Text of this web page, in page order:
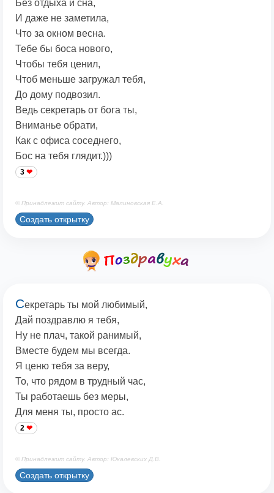
Без отдыха и сна,
И даже не заметила,
Что за окном весна.
Тебе бы боса нового,
Чтобы тебя ценил,
Чтоб меньше загружал тебя,
До дому подвозил.
Ведь секретарь от бога ты,
Вниманье обрати,
Как с офиса соседнего,
Бос на тебя глядит.)))
3
© Принадлежит сайту. Автор: Малиновская Е.А.
Создать открытку
Секретарь ты мой любимый,
Дай поздравлю я тебя,
Ну не плач, такой ранимый,
Вместе будем мы всегда.
Я ценю тебя за веру,
То, что рядом в трудный час,
Ты работаешь без меры,
Для меня ты, просто ас.
2
© Принадлежит сайту. Автор: Юкалевских Д.В.
Создать открытку